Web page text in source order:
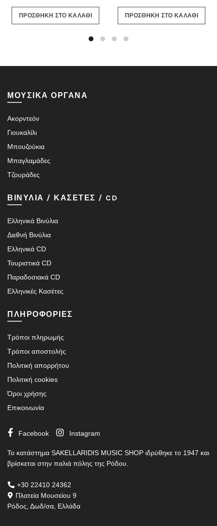
ΠΡΟΣΘΗΚΗ ΣΤΟ ΚΑΛΑΘΙ ΠΡΟΣΘΗΚΗ ΣΤΟ ΚΑΛΑΘΙ
ΜΟΥΣΙΚΑ ΟΡΓΑΝΑ
Ακορντεόν
Γιουκαλίλι
Μπουζούκια
Μπαγλαμάδες
Τζουράδες
ΒΙΝΥΛΙΑ / ΚΑΣΕΤΕΣ / CD
Ελληνικά Βινύλια
Διεθνή Βινύλια
Ελληνικά CD
Τουριστικά CD
Παραδοσιακά CD
Ελληνικές Κασέτες
ΠΛΗΡΟΦΟΡΙΕΣ
Τρόποι πληρωμής
Τρόποι αποστολής
Πολιτική απορρήτου
Πολιτική cookies
Όροι χρήσης
Επικοινωνία
Facebook Instagram
Το κατάστημα SAKELLARIDIS MUSIC SHOP ιδρύθηκε το 1947 και
βρίσκεται στην παλιά πόλης της Ρόδου.
+30 22410 24362
Πλατεία Μουσείου 9
Ρόδος, Δωδ/σα, Ελλάδα